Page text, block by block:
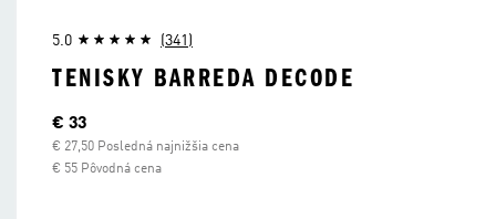
5.0 (341)
TENISKY BARREDA DECODE
Aktuálna cena
€ 33
€ 27,50 Posledná najnižšia cena
€ 55 Pôvodná cena